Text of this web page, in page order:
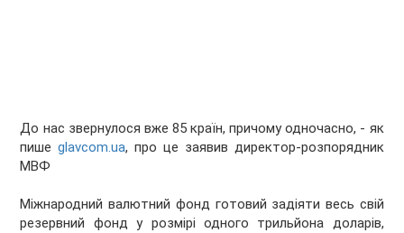
До нас звернулося вже 85 країн, причому одночасно, - як
пишеglavcom.ua, про це заявив директор-розпорядник
МВФ
Міжнародний валютний фонд готовий задіяти весь свій
резервний фонд у розмірі одного трильйона доларів,